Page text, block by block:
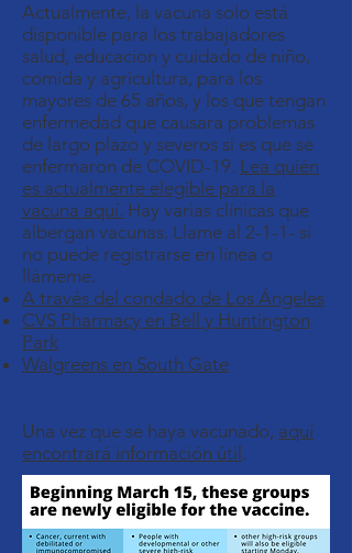
Actualmente, la vacuna solo está
disponible para los trabajadores
salud, educacion y cuidado de niño,
comida y agricultura, para los
mayores de 65 años, y los que tengan
enfermedad que causara problemas
de largo plazo y severos si es que se
enfermaron de COVID-19. Lea quién
es actualmente elegible para la
vacuna aquí. Hay varias clínicas que
albergan vacunas. Llame al 2-1-1- si
no puede registrarse en línea o
llámeme.
A través del condado de Los Ángeles
CVS Pharmacy en Bell y Huntington
Park
Walgreens en South Gate
Una vez que se haya vacunado, aquí
encontrará información útil .